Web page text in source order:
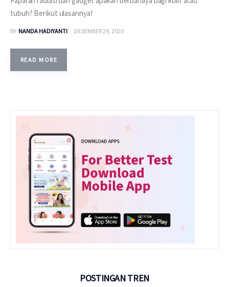
tubuh? Berikut ulasannya!
BY NANDA HADIYANTI DESEMBER 29, 2020
READ MORE
POSTINGAN TREN